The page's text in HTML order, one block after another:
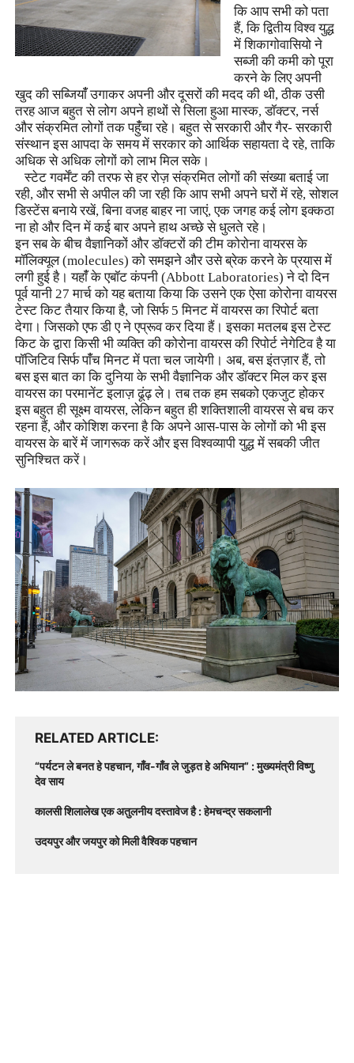
कि आप सभी को पता
हैं,कि द्वितीय विश्व युद्ध
में शिकागोवासियो ने
सब्जी की कमी को पूरा
करने के लिए अपनी
खुद की सब्जियांँ उगाकर अपनी और दूसरों की मदद की थी,ठीक उसी
तरह आज बहुत से लोग अपने हाथों से सिला हुआ मास्क,डॉक्टर,नर्स
और संक्रमित लोगों तक पहुंँचा रहे। बहुत से सरकारी और गैर- सरकारी
संस्थान इस आपदा के समय में सरकार को आर्थिक सहायता दे रहे,ताकि
अधिक से अधिक लोगों को लाभ मिल सके।
स्टेट गवर्मेंट की तरफ से हर रोज़ संक्रमित लोगों की संख्या बताई जा
रही,और सभी से अपील की जा रही कि आप सभी अपने घरों में रहे,सोशल
डिस्टेंस बनाये रखें,बिना वजह बाहर ना जाएं,एक जगह कई लोग इक्कठा
ना हो और दिन में कई बार अपने हाथ अच्छे से धुलते रहे।
इन सब के बीच वैज्ञानिकों और डॉक्टरों की टीम कोरोना वायरस के
मॉलिक्यूल (molecules)को समझने और उसे ब्रेक करने के प्रयास में
लगी हुई है। यहांँ के एबॉट कंपनी (Abbott Laboratories)ने दो दिन
पूर्व यानी 27 मार्च को यह बताया किया कि उसने एक ऐसा कोरोना वायरस
टेस्ट किट तैयार किया है,जो सिर्फ 5 मिनट में वायरस का रिपोर्ट बता
देगा। जिसको एफ डी ए ने एप्रूव कर दिया हैं। इसका मतलब इस टेस्ट
किट के द्वारा किसी भी व्यक्ति की कोरोना वायरस की रिपोर्ट नेगेटिव है या
पॉजिटिव सिर्फ पांँच मिनट में पता चल जायेगी। अब,बस इंतज़ार हैं,तो
बस इस बात का कि दुनिया के सभी वैज्ञानिक और डॉक्टर मिल कर इस
वायरस का परमानेंट इलाज़ ढूंढ़ ले। तब तक हम सबको एकजुट होकर
इस बहुत ही सूक्ष्म वायरस,लेकिन बहुत ही शक्तिशाली वायरस से बच कर
रहना हैं,और कोशिश करना है कि अपने आस-पास के लोगों को भी इस
वायरस के बारें में जागरूक करें और इस विश्वव्यापी युद्ध में सबकी जीत
सुनिश्चित करें।
RELATED ARTICLE
“पर्यटन ले बनत हे पहचान, गाँव-गाँव ले जुड़त हे अभियान” : मुख्यमंत्री विष्णु
देव साय
कालसी शिलालेख एक अतुलनीय दस्तावेज है : हेमचन्द्र सकलानी
उदयपुर और जयपुर को मिली वैश्विक पहचान